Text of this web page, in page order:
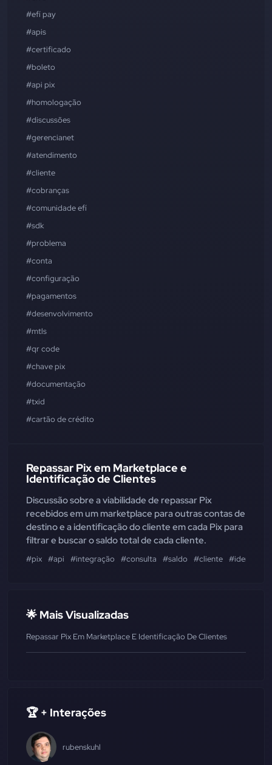
#efí pay
#apis
#certificado
#boleto
#api pix
#homologação
#discussões
#gerencianet
#atendimento
#cliente
#cobranças
#comunidade efí
#sdk
#problema
#conta
#configuração
#pagamentos
#desenvolvimento
#mtls
#qr code
#chave pix
#documentação
#txid
#cartão de crédito
Repassar Pix em Marketplace e
Identificação de Clientes
Discussão sobre a viabilidade de repassar Pix
recebidos em um marketplace para outras contas de
destino e a identificação do cliente em cada Pix para
filtrar e buscar o saldo total de cada cliente.
#pix #api #integração #consulta #saldo #cliente
🌟 Mais Visualizadas
Repassar Pix Em Marketplace E Identificação De Clientes
🏆 + Interações
rubenskuhl